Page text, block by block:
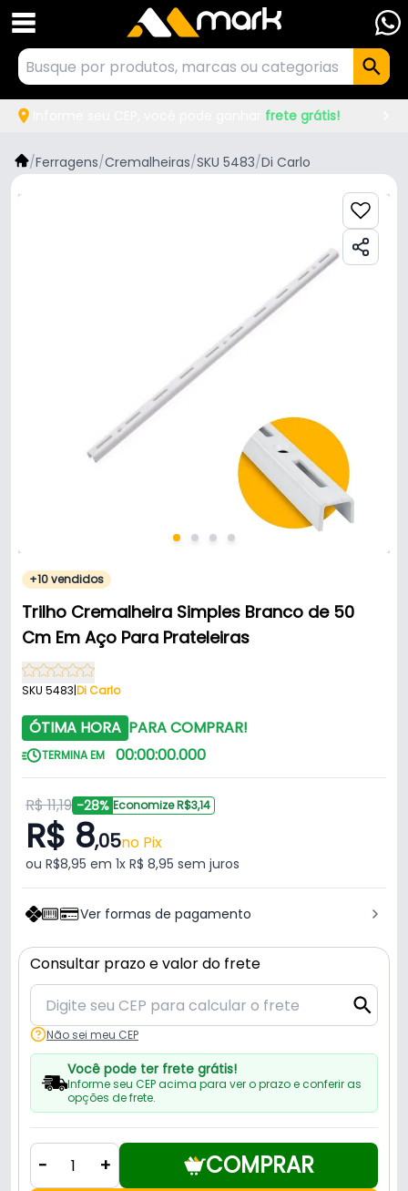
frete grátis!
/Ferragens/Cremalheiras/SKU 5483/Di Carlo
+10 vendidos
Trilho Cremalheira Simples Branco de 50
Cm Em Aço Para Prateleiras
SKU 5483|Di Carlo
ÓTIMA HORA PARA COMPRAR!
TERMINA EM 00:00:00.000
R$ 11,19 -28% Economize R$3,14
R$ 8,05no Pix
ou R$8,95 em 1x R$ 8,95 sem juros
Ver formas de pagamento
Consultar prazo e valor do frete
Não sei meu CEP
Você pode ter frete grátis!
Informe seu CEP acima para ver o prazo e conferir as
opções de frete.
- + COMPRAR